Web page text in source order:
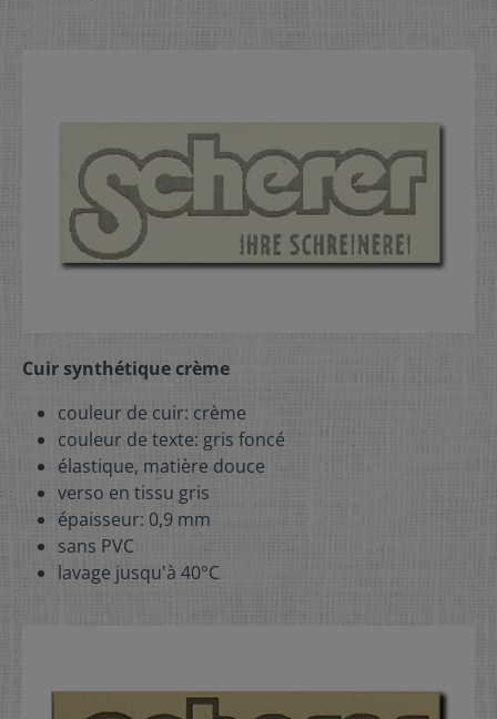
Cuir synthétique crème
couleur de cuir: crème
couleur de texte: gris foncé
élastique, matière douce
verso en tissu gris
épaisseur: 0,9 mm
sans PVC
lavage jusqu'à 40°C